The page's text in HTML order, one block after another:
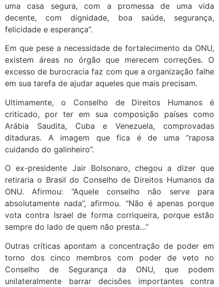
uma casa segura, com a promessa de uma vida
decente, com dignidade, boa saúde, segurança,
felicidade e esperança”.
Em que pese a necessidade de fortalecimento da ONU,
existem áreas no órgão que merecem correções. O
excesso de burocracia faz com que a organização falhe
em sua tarefa de ajudar aqueles que mais precisam.
Ultimamente, o Conselho de Direitos Humanos é
criticado, por ter em sua composição países como
Arábia Saudita, Cuba e Venezuela, comprovadas
ditaduras. A imagem que fica é de uma “raposa
cuidando do galinheiro”.
O ex-presidente Jair Bolsonaro, chegou a dizer que
retiraria o Brasil do Conselho de Direitos Humanos da
ONU. Afirmou: “Aquele conselho não serve para
absolutamente nada”, afirmou. “Não é apenas porque
vota contra Israel de forma corriqueira, porque estão
sempre do lado de quem não presta…”
Outras críticas apontam a concentração de poder em
torno dos cinco membros com poder de veto no
Conselho de Segurança da ONU, que podem
unilateralmente barrar decisões importantes contra